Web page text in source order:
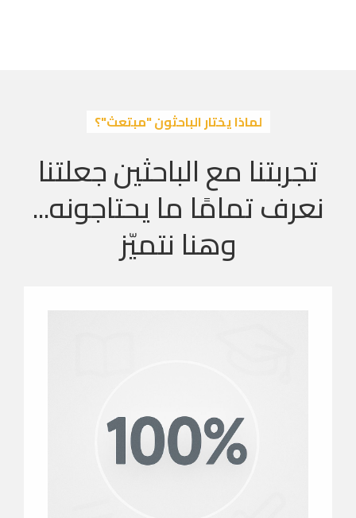
لماذا يختار الباحثون "مبتعث"؟
تجربتنا مع الباحثين جعلتنا
نعرف تمامًا ما يحتاجونه...
وهنا نتميّز